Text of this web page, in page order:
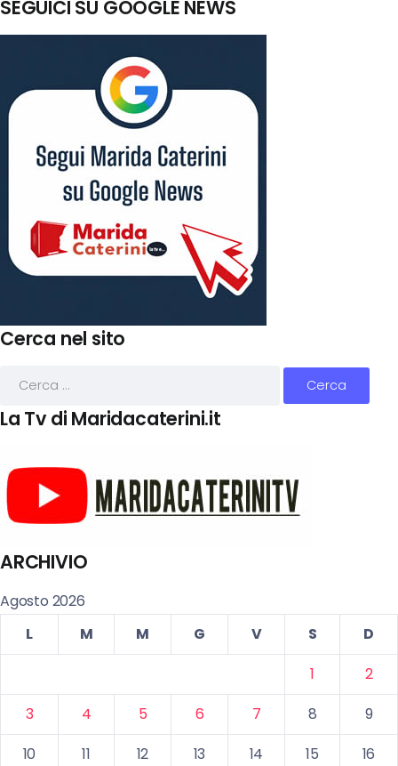
SEGUICI SU GOOGLE NEWS
Cerca nel sito
La Tv di Maridacaterini.it
ARCHIVIO
Agosto 2026
L
M M G V S
D
1
2
3
4 5 6 7 8
9
10
11 12 13 14 15
16